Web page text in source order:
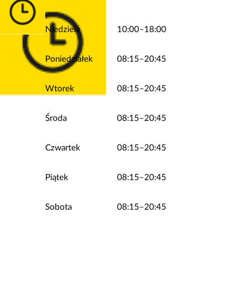
Niedziela 10:00–18:00
Poniedziałek 08:15–20:45
Wtorek 08:15–20:45
Środa 08:15–20:45
Czwartek 08:15–20:45
Piątek 08:15–20:45
Sobota 08:15–20:45